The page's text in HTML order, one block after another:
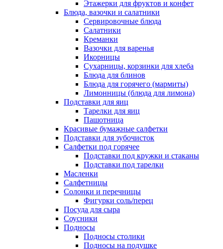
Этажерки для фруктов и конфет
Блюда, вазочки и салатники
Сервировочные блюда
Салатники
Креманки
Вазочки для варенья
Икорницы
Сухарницы, корзинки для хлеба
Блюда для блинов
Блюда для горячего (мармиты)
Лимонницы (блюда для лимона)
Подставки для яиц
Тарелки для яиц
Пашотница
Красивые бумажные салфетки
Подставки для зубочисток
Салфетки под горячее
Подставки под кружки и стаканы
Подставки под тарелки
Масленки
Салфетницы
Солонки и перечницы
Фигурки соль/перец
Посуда для сыра
Соусники
Подносы
Подносы столики
Подносы на подушке